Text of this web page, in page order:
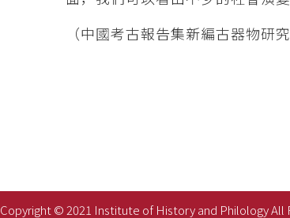
（中國考古報告集新編古器物研
Copyright © 2021 Institute of History and Philology All